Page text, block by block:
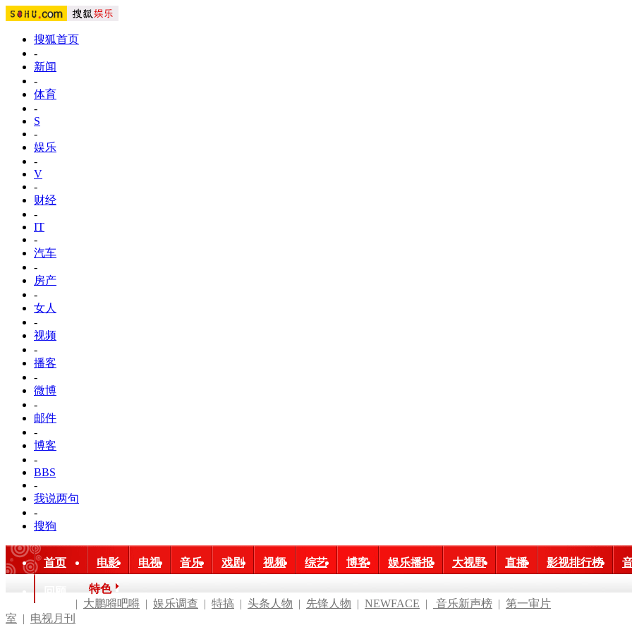
搜狐首页
-
新闻
-
体育
-
S
-
娱乐
-
V
-
财经
-
IT
-
汽车
-
房产
-
女人
-
视频
-
播客
-
微博
-
邮件
-
博客
-
BBS
-
我说两句
-
搜狗
首页 电影 电视 音乐 戏剧 视频 综艺 博客 娱乐播报 大视野 直播 影视排行榜
特色
| 大鹏嘚吧嘚 | 娱乐调查 | 特搞 | 头条人物 | 先锋人物 | NEWFACE | 音乐新声榜 | 第一审片
室 | 电视月刊